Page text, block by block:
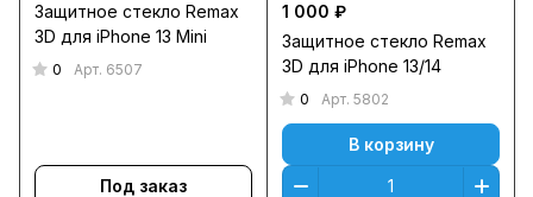
Защитное стекло Remax
3D для iPhone 13 Mini
0 Арт. 6507
Под заказ
1 000 ₽
Защитное стекло Remax
3D для iPhone 13/14
0 Арт. 5802
В корзину